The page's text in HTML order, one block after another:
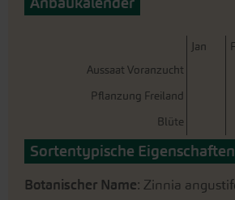
der
Jan F
Aussaat Voranzucht
Pflanzung Freiland
Blüte
Sortentypische
Botanischer Name: Zinnia